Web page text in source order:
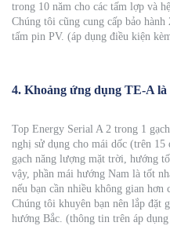
trong 10 năm cho các tấm lợp và
Chúng tôi cũng cung cấp bảo
tấm pin PV. (áp dụng điều kiện
4. Khoảng ứng dụng TE-A là
Top Energy Serial A 2 trong 1
nghị sử dụng cho mái dốc (trên
gạch năng lượng mặt trời, hướng
vậy, phần mái hướng Nam là tốt
nếu bạn cần nhiều không gian
Chúng tôi khuyên bạn nên lắp đặt
hướng Bắc. (thông tin trên áp